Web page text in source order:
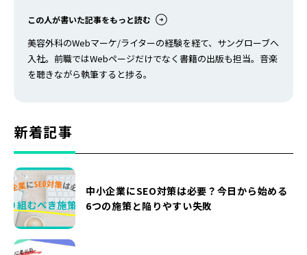
この人が書いた記事をもっと読む
美容外科のWebマーケ/ライターの経験を経て、サングローブへ
入社。前職ではWebページだけでなく書籍の出版も担当。音楽
を聴きながら執筆すると捗る。
新着記事
中小企業にSEO対策は必要？今日から始める
6つの施策と陥りやすい失敗